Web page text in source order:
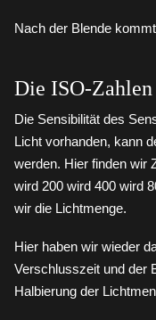
Nach der Blende
Die ISO-Zahlen
Die Sensibilität des
Licht vorhanden, kann
werden. Hier finden wir
wird 200 wird 400 wird
wir die Lichtmenge.
Hier haben wir wieder
Verschlusszeit und der
Halbierung der